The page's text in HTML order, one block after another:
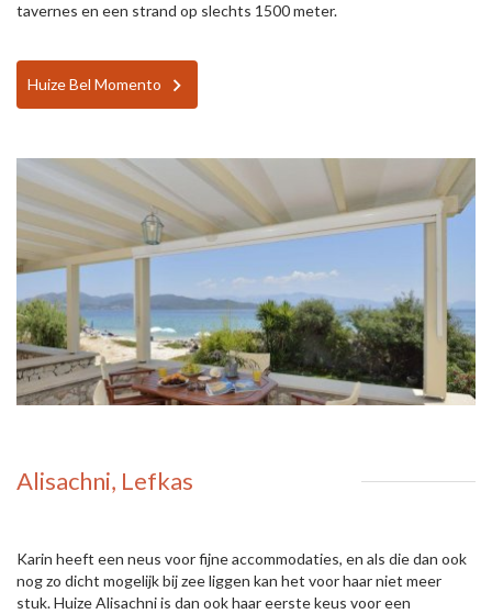
tavernes en een strand op slechts 1500 meter.
Huize Bel Momento
Alisachni, Lefkas
Karin heeft een neus voor fijne accommodaties, en als die dan ook
nog zo dicht mogelijk bij zee liggen kan het voor haar niet meer
stuk. Huize Alisachni is dan ook haar eerste keus voor een